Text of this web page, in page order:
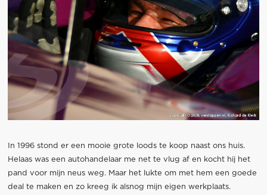
In 1996 stond er een mooie grote loods te koop naast ons huis.
Helaas was een autohandelaar me net te vlug af en kocht hij het
pand voor mijn neus weg. Maar het lukte om met hem een goede
deal te maken en zo kreeg ik alsnog mijn eigen werkplaats.